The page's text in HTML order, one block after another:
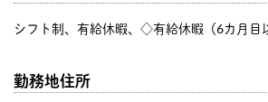
シフト制、有給休暇、◇有給休暇（6カ月目
勤務地住所